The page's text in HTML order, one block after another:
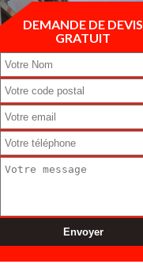
DEMANDE DE DEVIS
GRATUIT